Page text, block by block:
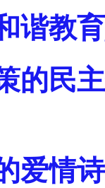
谐教
的民
爱情